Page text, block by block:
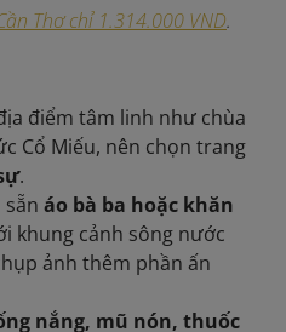
Thơ chỉ 1.314.000 VND.
điểm tâm linh như chùa
Cổ Miếu, nên chọn trang
.
sẵn áo bà ba hoặc khăn
khung cảnh sông nước
ảnh thêm phần ấn
nắng, mũ nón, thuốc